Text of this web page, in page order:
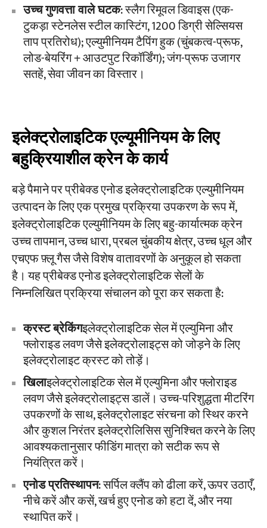
उच्च गुणवत्ता वाले घटक: स्लैग रिमूवल डिवाइस (एक-
टुकड़ा स्टेनलेस स्टील कास्टिंग, 1200 डिग्री सेल्सियस
ताप प्रतिरोध); एल्युमीनियम टैपिंग हुक (चुंबकत्व-प्रूफ,
लोड-बेयरिंग + आउटपुट रिकॉर्डिंग); जंग-प्रूफ उजागर
सतहें, सेवा जीवन का विस्तार।
इलेक्ट्रोलाइटिक एल्यूमीनियम के लिए
बहुक्रियाशील क्रेन के कार्य
बड़े पैमाने पर प्रीबेक्ड एनोड इलेक्ट्रोलाइटिक एल्युमीनियम
उत्पादन के लिए एक प्रमुख प्रक्रिया उपकरण के रूप में,
इलेक्ट्रोलाइटिक एल्युमीनियम के लिए बहु-कार्यात्मक क्रेन
उच्च तापमान, उच्च धारा, प्रबल चुंबकीय क्षेत्र, उच्च धूल और
एचएफ फ़्लू गैस जैसे विशेष वातावरणों के अनुकूल हो सकता
है। यह प्रीबेक्ड एनोड इलेक्ट्रोलाइटिक सेलों के
निम्नलिखित प्रक्रिया संचालन को पूरा कर सकता है:
क्रस्ट ब्रेकिंगइलेक्ट्रोलाइटिक सेल में एल्युमिना और
फ्लोराइड लवण जैसे इलेक्ट्रोलाइट्स को जोड़ने के लिए
इलेक्ट्रोलाइट क्रस्ट को तोड़ें।
खिलाइलेक्ट्रोलाइटिक सेल में एल्युमिना और फ्लोराइड
लवण जैसे इलेक्ट्रोलाइट्स डालें। उच्च-परिशुद्धता मीटरिंग
उपकरणों के साथ, इलेक्ट्रोलाइट संरचना को स्थिर करने
और कुशल निरंतर इलेक्ट्रोलिसिस सुनिश्चित करने के लिए
आवश्यकतानुसार फीडिंग मात्रा को सटीक रूप से
नियंत्रित करें।
एनोड प्रतिस्थापन: सर्पिल क्लैंप को ढीला करें, ऊपर उठाएँ,
नीचे करें और कसें, खर्च हुए एनोड को हटा दें, और नया
स्थापित करें।